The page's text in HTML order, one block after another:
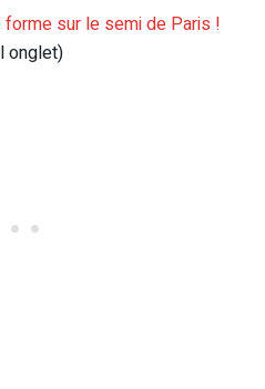
sur le semi de Paris !
onglet)